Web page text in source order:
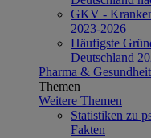
GKV -
2023-2026
Häufigste
Deutschland
Pharma & Gesundheit
Themen
Weitere Themen
Statistiken zu
Fakten